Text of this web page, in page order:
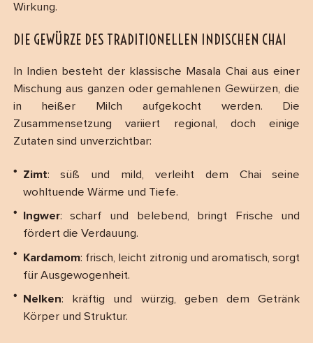
Wirkung.
DIE GEWÜRZE DES TRADITIONELLEN INDISCHEN CHAI
In Indien besteht der klassische Masala Chai aus einer
Mischung aus ganzen oder gemahlenen Gewürzen, die
in heißer Milch aufgekocht werden. Die
Zusammensetzung variiert regional, doch einige
Zutaten sind unverzichtbar:
Zimt: süß und mild, verleiht dem Chai seine
wohltuende Wärme und Tiefe.
Ingwer: scharf und belebend, bringt Frische und
fördert die Verdauung.
Kardamom: frisch, leicht zitronig und aromatisch, sorgt
für Ausgewogenheit.
Nelken: kräftig und würzig, geben dem Getränk
Körper und Struktur.